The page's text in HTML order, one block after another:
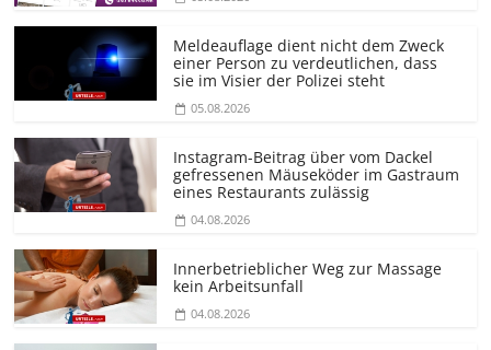
Meldeauflage dient nicht dem Zweck
einer Person zu verdeutlichen, dass
sie im Visier der Polizei steht
05.08.2026
Instagram-Beitrag über vom Dackel
gefressenen Mäuseköder im Gastraum
eines Restaurants zulässig
04.08.2026
Innerbetrieblicher Weg zur Massage
kein Arbeitsunfall
04.08.2026